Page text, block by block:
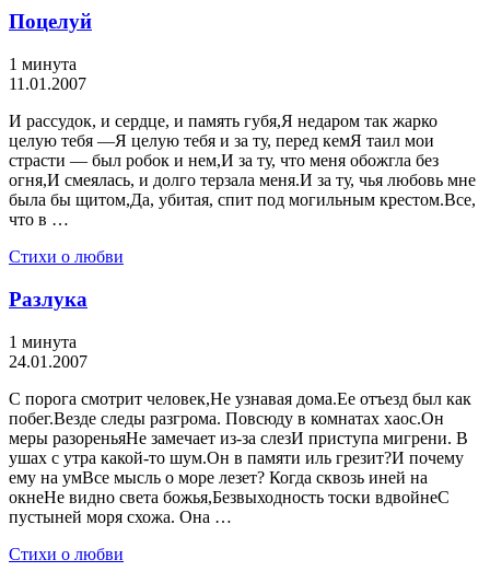
Поцелуй
1 минута
11.01.2007
И рассудок, и сердце, и память губя,Я недаром так жарко
целую тебя —Я целую тебя и за ту, перед кемЯ таил мои
страсти — был робок и нем,И за ту, что меня обожгла без
огня,И смеялась, и долго терзала меня.И за ту, чья любовь мне
была бы щитом,Да, убитая, спит под могильным крестом.Все,
что в …
Стихи о любви
Разлука
1 минута
24.01.2007
С порога смотрит человек,Не узнавая дома.Ее отъезд был как
побег.Везде следы разгрома. Повсюду в комнатах хаос.Он
меры разореньяНе замечает из-за слезИ приступа мигрени. В
ушах с утра какой-то шум.Он в памяти иль грезит?И почему
ему на умВсе мысль о море лезет? Когда сквозь иней на
окнеНе видно света божья,Безвыходность тоски вдвойнеС
пустыней моря схожа. Она …
Стихи о любви